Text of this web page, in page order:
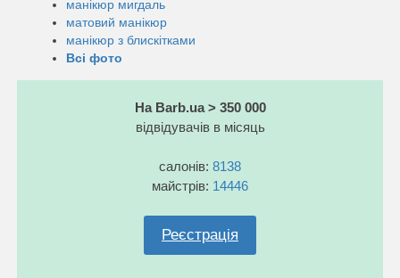
манікюр мигдаль
матовий манікюр
манікюр з блискітками
Всі фото
На Barb.ua > 350 000
відвідувачів в місяць
салонів: 8138
майстрів: 14446
Реєстрація